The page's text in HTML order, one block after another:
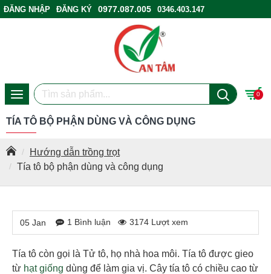
ĐĂNG NHẬP ĐĂNG KÝ 0977.087.005
0346.403.147
0
Hướng dẫn trồng trọt
Tía tô bộ phận dùng và công dụng
TÍA TÔ BỘ PHẬN DÙNG VÀ CÔNG DỤNG
05 Jan 1 Bình luận 3174 Lượt xem
Tía tô còn gọi là Tử tô, họ nhà hoa môi. Tía tô được gieo
từ hạt giống dùng để làm gia vị. Cây tía tô có chiều cao từ